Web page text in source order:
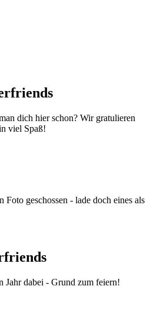
dich hier schon? Wir gratulieren
viel Spaß!
geschossen - lade doch eines als
Jahr dabei - Grund zum feiern!